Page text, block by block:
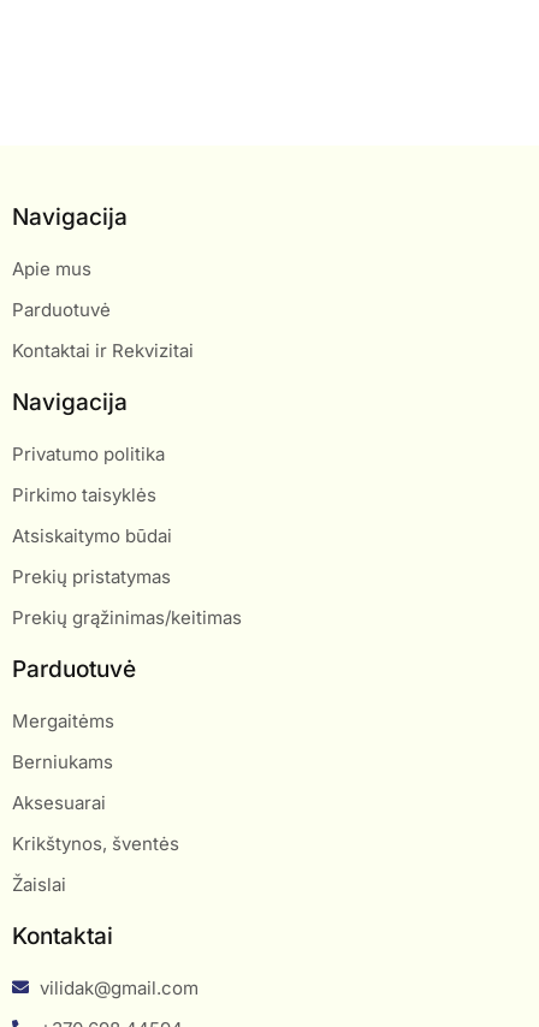
Navigacija
Apie mus
Parduotuvė
Kontaktai ir Rekvizitai
Navigacija
Privatumo politika
Pirkimo taisyklės
Atsiskaitymo būdai
Prekių pristatymas
Prekių grąžinimas/keitimas
Parduotuvė
Mergaitėms
Berniukams
Aksesuarai
Krikštynos, šventės
Žaislai
Kontaktai
vilidak@gmail.com